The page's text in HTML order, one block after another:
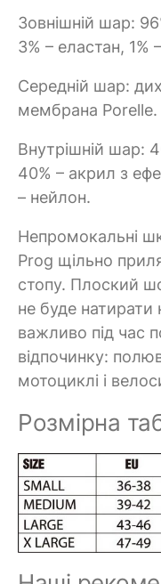
Зовнішній шар:
3% – еластан, 1%
Середній шар:
мембрана Porelle.
Внутрішній шар:
40% – акрил з
– нейлон.
Непромокальні
Prog щільно
стопу. Плоский
не буде
важливо під час
відпочинку:
мотоциклі і
Розмірна